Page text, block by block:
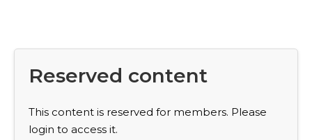
Reserved content
This content is reserved for members. Please
login to access it.